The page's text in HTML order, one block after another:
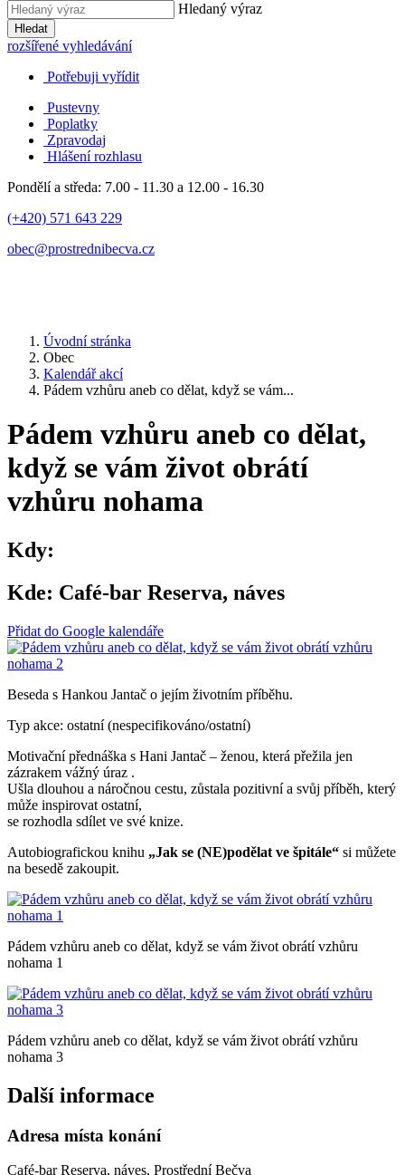
Hledaný výraz
Hledat
rozšířené vyhledávání
Potřebuji vyřídit
Pustevny
Poplatky
Zpravodaj
Hlášení rozhlasu
Pondělí a středa: 7.00 - 11.30 a 12.00 - 16.30
(+420) 571 643 229
obec@prostrednibecva.cz
Úvodní stránka
Obec
Kalendář akcí
Pádem vzhůru aneb co dělat, když se vám...
Pádem vzhůru aneb co dělat,
když se vám život obrátí
vzhůru nohama
Kdy:
Kde: Café-bar Reserva, náves
Přidat do Google kalendáře
Beseda s Hankou Jantač o jejím životním příběhu.
Typ akce: ostatní (nespecifikováno/ostatní)
Motivační přednáška s Hani Jantač – ženou, která přežila jen
zázrakem vážný úraz .
Ušla dlouhou a náročnou cestu, zůstala pozitivní a svůj příběh, který
může inspirovat ostatní,
se rozhodla sdílet ve své knize.
Autobiografickou knihu „Jak se (NE)podělat ve špitále“ si můžete
na besedě zakoupit.
Pádem vzhůru aneb co dělat, když se vám život obrátí vzhůru
nohama 1
Pádem vzhůru aneb co dělat, když se vám život obrátí vzhůru
nohama 3
Další informace
Adresa místa konání
Café-bar Reserva, náves, Prostřední Bečva